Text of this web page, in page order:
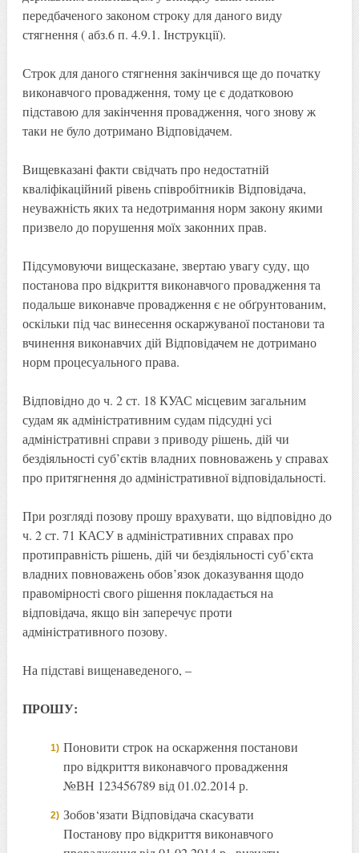
передбаченого законом строку для даного виду
стягнення ( абз.6 п. 4.9.1. Інструкції).
Строк для даного стягнення закінчився ще до початку
виконавчого провадження, тому це є додатковою
підставою для закінчення провадження, чого знову ж
таки не було дотримано Відповідачем.
Вищевказані факти свідчать про недостатній
кваліфікаційний рівень співробітників Відповідача,
неуважність яких та недотримання норм закону якими
призвело до порушення моїх законних прав.
Підсумовуючи вищесказане, звертаю увагу суду, що
постанова про відкриття виконавчого провадження та
подальше виконавче провадження є не обґрунтованим,
оскільки під час винесення оскаржуваної постанови та
вчинення виконавчих дій Відповідачем не дотримано
норм процесуального права.
Відповідно до ч. 2 ст. 18 КУАС місцевим загальним
судам як адміністративним судам підсудні усі
адміністративні справи з приводу рішень, дій чи
бездіяльності суб’єктів владних повноважень у справах
про притягнення до адміністративної відповідальності.
При розгляді позову прошу врахувати, що відповідно до
ч. 2 ст. 71 КАСУ в адміністративних справах про
протиправність рішень, дій чи бездіяльності суб’єкта
владних повноважень обов’язок доказування щодо
правомірності свого рішення покладається на
відповідача, якщо він заперечує проти
адміністративного позову.
На підставі вищенаведеного, –
ПРОШУ:
Поновити строк на оскарження постанови
про відкриття виконавчого провадження
№ВН 123456789 від 01.02.2014 р.
Зобов‘язати Відповідача скасувати
Постанову про відкриття виконавчого